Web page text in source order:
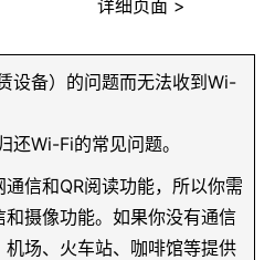
详细页面 >
设备）的问题而无法收到Wi-
还Wi-Fi的常见问题。
信和QR阅读功能，所以你需
摄像功能。如果你没有通信
场、火车站、咖啡馆等提供